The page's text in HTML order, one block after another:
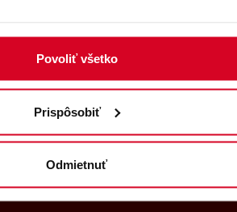
Povoliť všetko
Prispôsobiť
Odmietnuť